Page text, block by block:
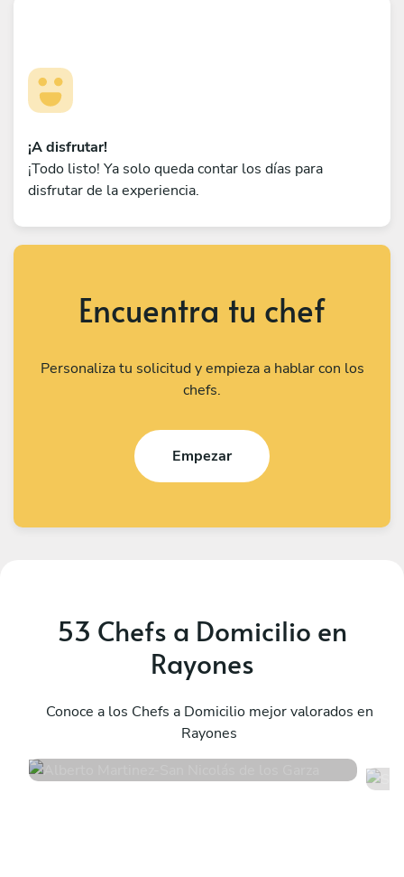
¡A disfrutar!
¡Todo listo! Ya solo queda contar los días para
disfrutar de la experiencia.
Encuentra tu chef
Personaliza tu solicitud y empieza a hablar con los
chefs.
Empezar
53 Chefs a Domicilio en
Rayones
Conoce a los Chefs a Domicilio mejor valorados en
Rayones
Alberto Martinez
San Nicolás de los Garza
16 servicios